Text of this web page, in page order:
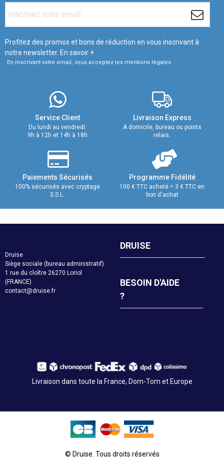
Profitez des promos et bons de réduction en vous inscrivant à
notre newsletter. En savoir +
En inscrivant votre email, vous acceptez les mentions légales
Service Client
Du lundi au vendredi:
9h à 12h et 14h à 18h
Livraison Express
A domicile, bureau ou points
relais.
Paiements Sécurisés
100% sécurisés avec cryptage
S.S.L.
Programme Fidélité
100 € TTC acheté = 3 € TTC en
bon d'achat
Druise
Siège sociale (bureau administratif)
1 rue du cloître 26270 Loriol
(FRANCE)
contact@druise.fr
DRUISE
BESOIN D'AIDE
?
Livraison dans toute la France, Dom-Tom et Europe
© Druise. Tous droits réservés